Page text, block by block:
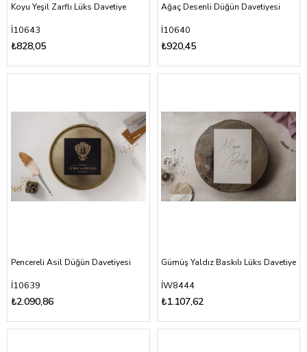
Koyu Yeşil Zarflı Lüks Davetiye
İ10643
₺828,05
Ağaç Desenli Düğün Davetiyesi
İ10640
₺920,45
Pencereli Asil Düğün Davetiyesi
İ10639
₺2.090,86
Gümüş Yaldız Baskılı Lüks Davetiye
İW8444
₺1.107,62